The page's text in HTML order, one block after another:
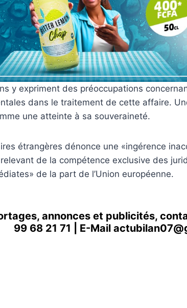
y expriment des préoccupations
dans le traitement de cette affaire.
une atteinte à sa souveraineté.
étrangères dénonce une «ingérence
de la compétence exclusive des
de la part de l’Union européenne.
annonces et publicités,
99 68 21 71 | E-Mail